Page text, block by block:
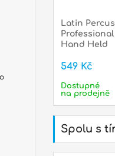
Latin
Hand Held
549 Kč
Dostupné
na prodejně
Spolu s